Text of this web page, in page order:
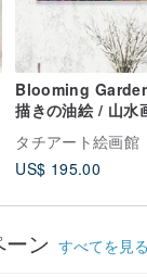
Blooming
描きの油絵 / 山水
タチアート絵画館
US$ 195.00
ン すべてを見